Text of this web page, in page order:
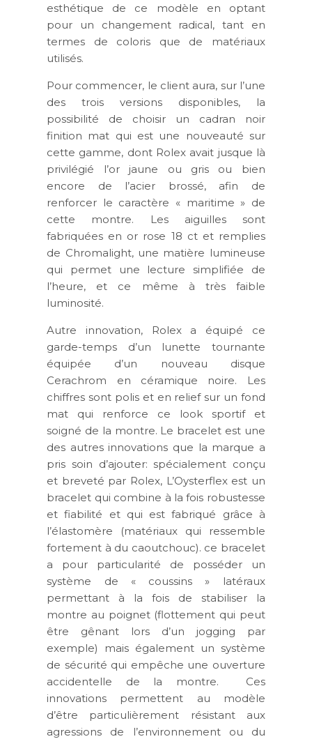
esthétique de ce modèle en optant
pour un changement radical, tant en
termes de coloris que de matériaux
utilisés.
Pour commencer, le client aura, sur l’une
des trois versions disponibles, la
possibilité de choisir un cadran noir
finition mat qui est une nouveauté sur
cette gamme, dont Rolex avait jusque là
privilégié l’or jaune ou gris ou bien
encore de l’acier brossé, afin de
renforcer le caractère « maritime » de
cette montre. Les aiguilles sont
fabriquées en or rose 18 ct et remplies
de Chromalight, une matière lumineuse
qui permet une lecture simplifiée de
l’heure, et ce même à très faible
luminosité.
Autre innovation, Rolex a équipé ce
garde-temps d’un lunette tournante
équipée d’un nouveau disque
Cerachrom en céramique noire. Les
chiffres sont polis et en relief sur un fond
mat qui renforce ce look sportif et
soigné de la montre. Le bracelet est une
des autres innovations que la marque a
pris soin d’ajouter: spécialement conçu
et breveté par Rolex, L’Oysterflex est un
bracelet qui combine à la fois robustesse
et fiabilité et qui est fabriqué grâce à
l’élastomère (matériaux qui ressemble
fortement à du caoutchouc). ce bracelet
a pour particularité de posséder un
système de « coussins » latéraux
permettant à la fois de stabiliser la
montre au poignet (flottement qui peut
être gênant lors d’un jogging par
exemple) mais également un système
de sécurité qui empêche une ouverture
accidentelle de la montre. Ces
innovations permettent au modèle
d’être particulièrement résistant aux
agressions de l’environnement ou du